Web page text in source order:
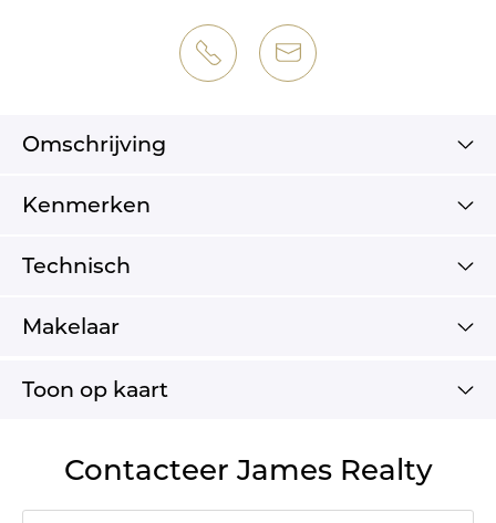
Omschrijving
Kenmerken
Technisch
Makelaar
Toon op kaart
Contacteer James Realty